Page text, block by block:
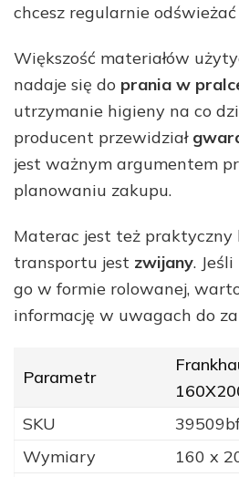
chcesz regularnie
Większość materiałów
nadaje się do prania w
utrzymanie higieny na co
producent przewidział
jest ważnym argumentem
planowaniu zakupu.
Materac jest też praktyczny
transportu jest zwijany.
go w formie rolowanej,
informację w uwagach do
Parametr
SKU
Wymiary
160 x